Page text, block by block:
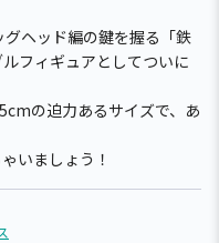
ヘッド編の鍵を握る「鉄
フィギュアとしてついに
の迫力あるサイズで、あ
いましょう！